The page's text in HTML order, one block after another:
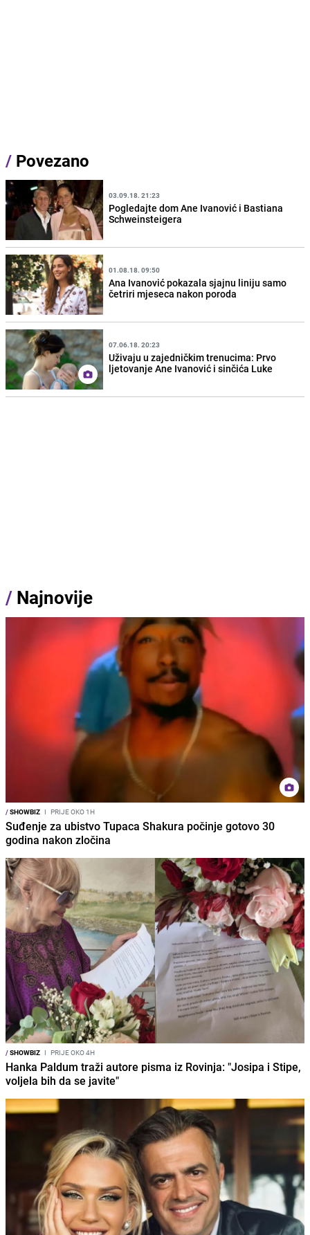
/ Povezano
03.09.18. 21:23
Pogledajte dom Ane Ivanović i Bastiana
Schweinsteigera
01.08.18. 09:50
Ana Ivanović pokazala sjajnu liniju samo
četriri mjeseca nakon poroda
07.06.18. 20:23
Uživaju u zajedničkim trenucima: Prvo
ljetovanje Ane Ivanović i sinčića Luke
/ Najnovije
/SHOWBIZ I PRIJE OKO 1H
Suđenje za ubistvo Tupaca Shakura počinje gotovo 30
godina nakon zločina
/SHOWBIZ I PRIJE OKO 4H
Hanka Paldum traži autore pisma iz Rovinja: "Josipa i Stipe,
voljela bih da se javite"